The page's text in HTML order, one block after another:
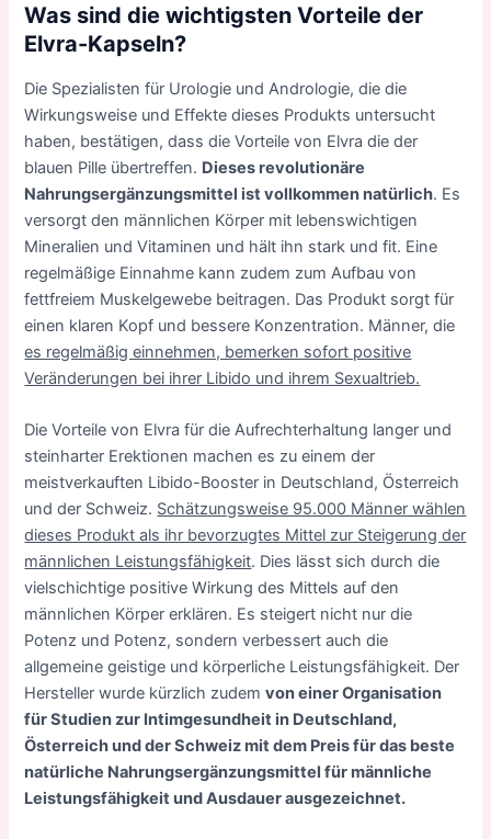
Was sind die wichtigsten Vorteile der
Elvra-Kapseln?
Die Spezialisten für Urologie und Andrologie, die die
Wirkungsweise und Effekte dieses Produkts untersucht
haben, bestätigen, dass die Vorteile von Elvra die der
blauen Pille übertreffen. Dieses revolutionäre
Nahrungsergänzungsmittel ist vollkommen natürlich. Es
versorgt den männlichen Körper mit lebenswichtigen
Mineralien und Vitaminen und hält ihn stark und fit. Eine
regelmäßige Einnahme kann zudem zum Aufbau von
fettfreiem Muskelgewebe beitragen. Das Produkt sorgt für
einen klaren Kopf und bessere Konzentration. Männer, die
es regelmäßig einnehmen, bemerken sofort positive
Veränderungen bei ihrer Libido und ihrem Sexualtrieb.
Die Vorteile von Elvra für die Aufrechterhaltung langer und
steinharter Erektionen machen es zu einem der
meistverkauften Libido-Booster in Deutschland, Österreich
und der Schweiz. Schätzungsweise 95.000 Männer wählen
dieses Produkt als ihr bevorzugtes Mittel zur Steigerung der
männlichen Leistungsfähigkeit. Dies lässt sich durch die
vielschichtige positive Wirkung des Mittels auf den
männlichen Körper erklären. Es steigert nicht nur die
Potenz und Potenz, sondern verbessert auch die
allgemeine geistige und körperliche Leistungsfähigkeit. Der
Hersteller wurde kürzlich zudemvon einer Organisation
für Studien zur Intimgesundheit in Deutschland,
Österreich und der Schweiz mit dem Preis für das beste
natürliche Nahrungsergänzungsmittel für männliche
Leistungsfähigkeit und Ausdauer ausgezeichnet.